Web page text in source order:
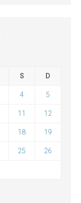
S D
4 5
11 12
18 19
25 26